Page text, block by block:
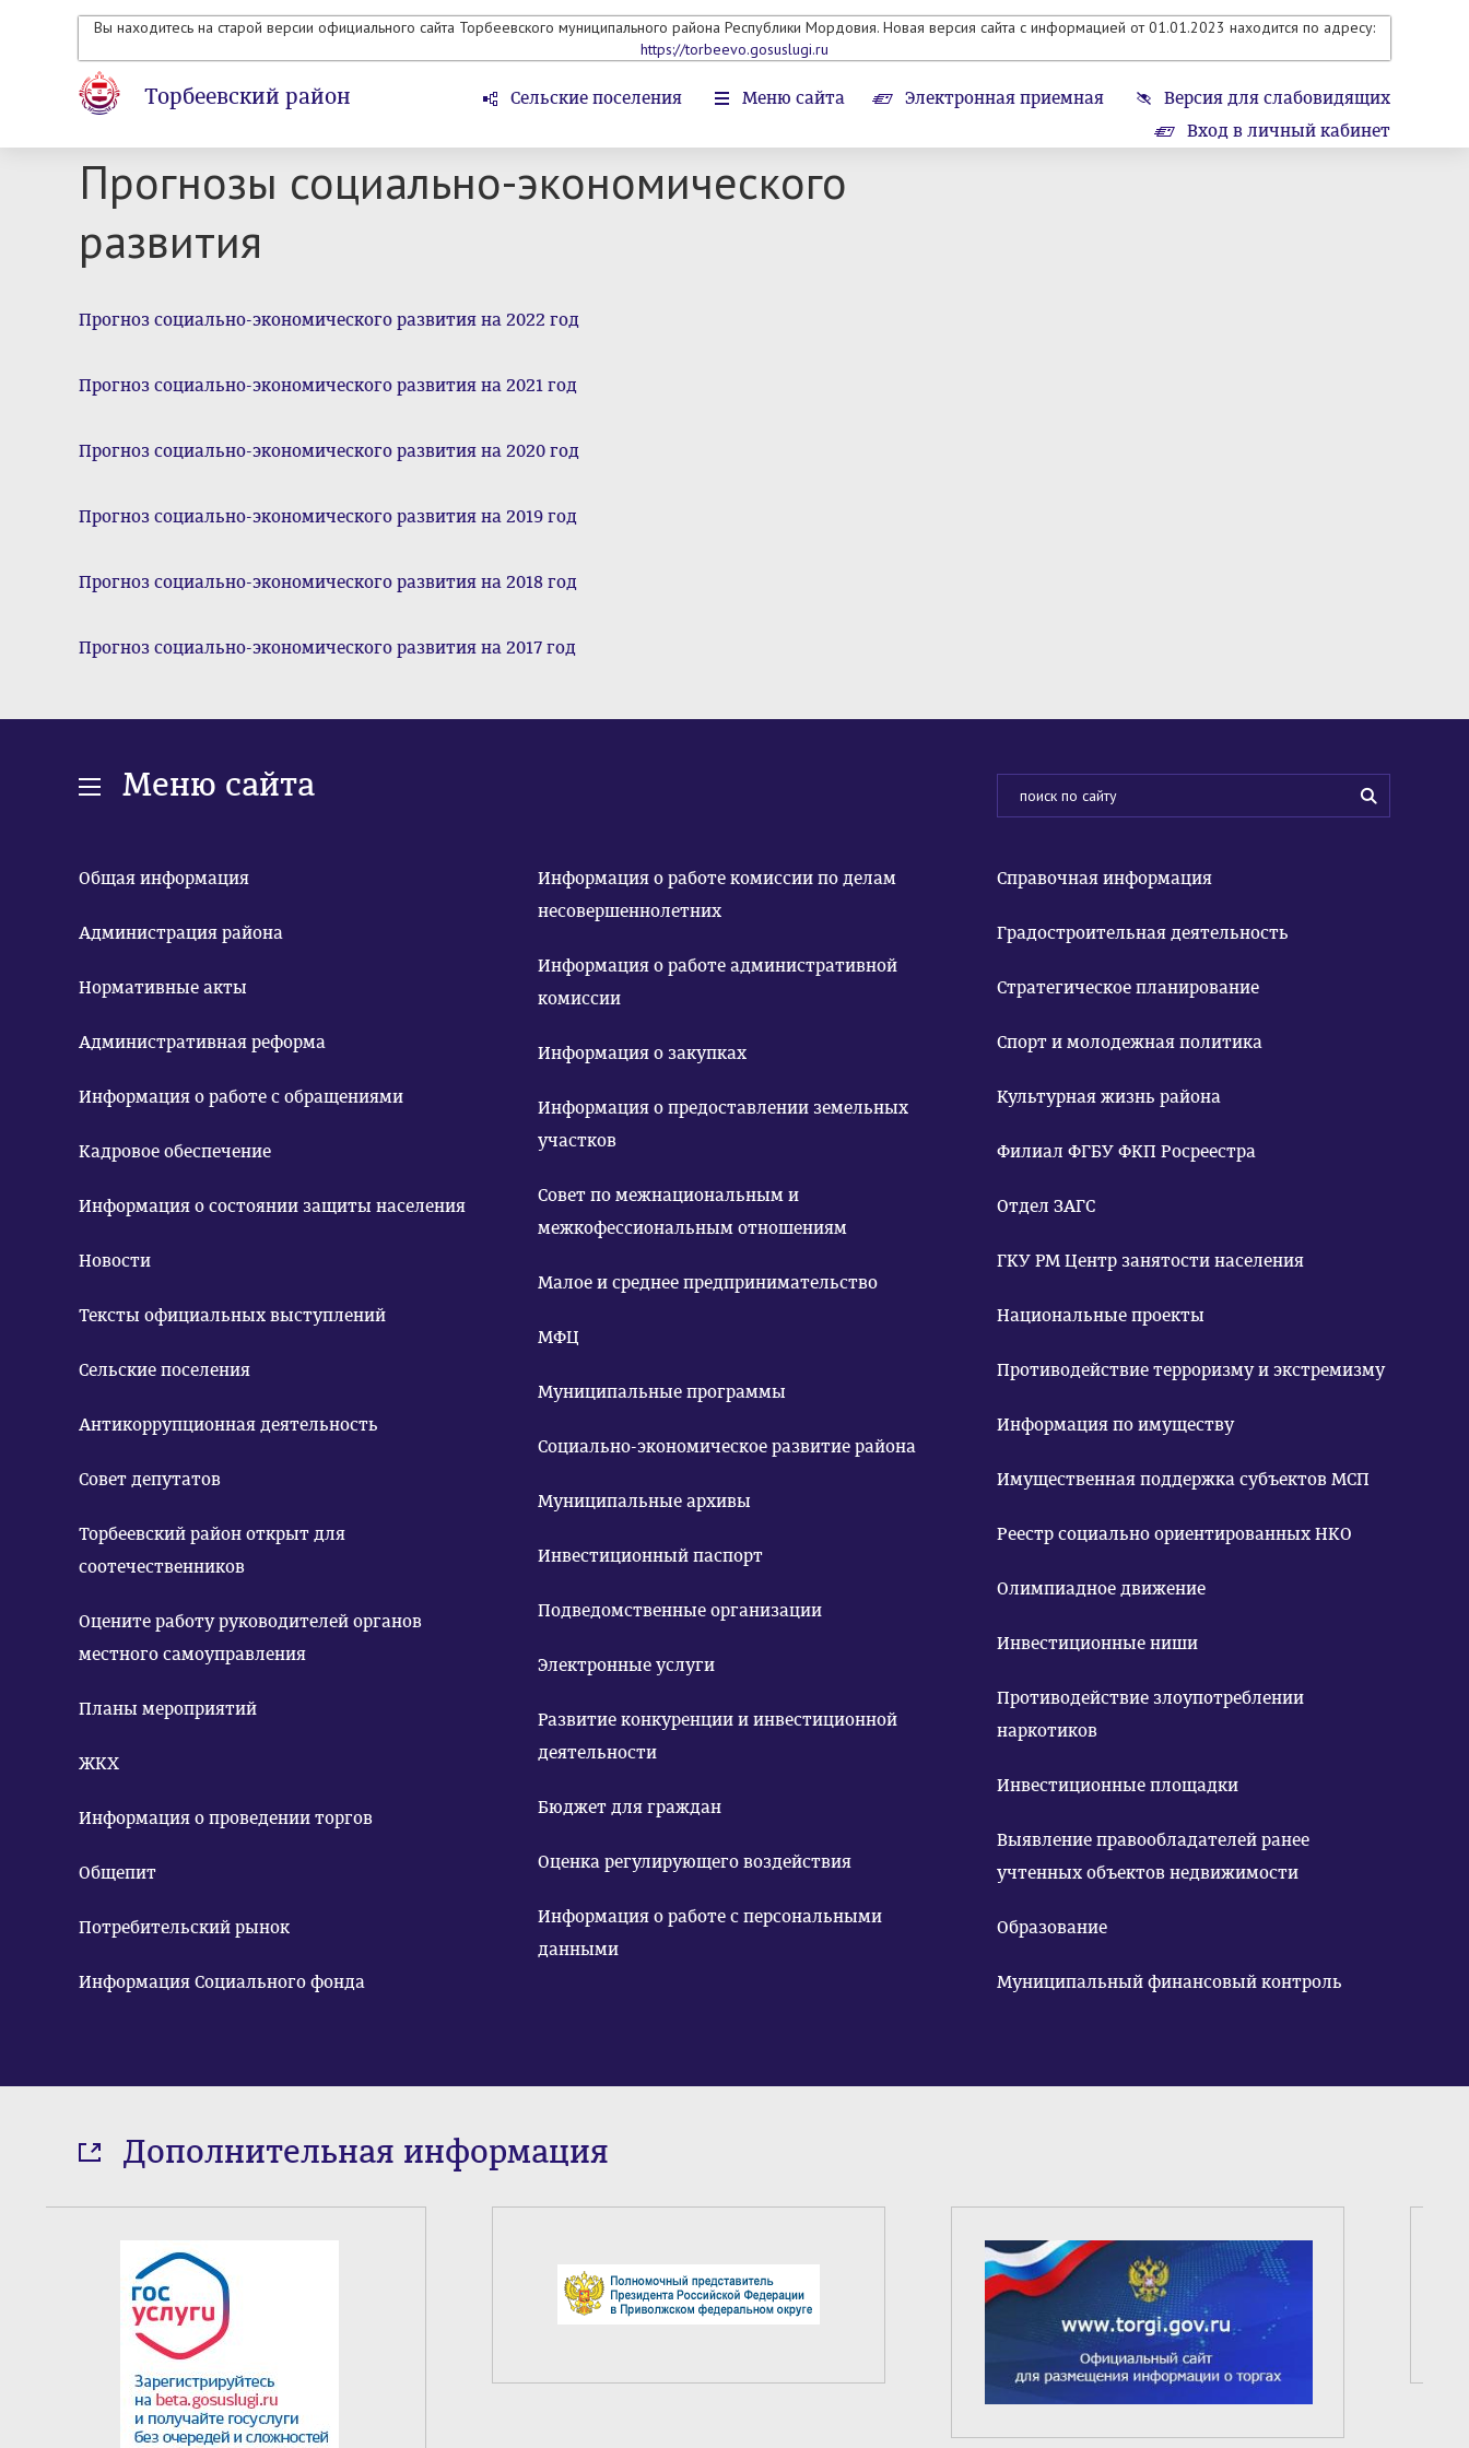
Вы находитесь на старой версии официального сайта Торбеевского муниципального района Республики Мордовия. Новая версия сайта с информацией от 01.01.2023 находится по адресу:
https://torbeevo.gosuslugi.ru
Торбеевский район Сельские поселения Меню сайта Электронная приемная
Версия для слабовидящих
Вход в личный кабинет
Прогнозы социально-экономического
развития
Прогноз социально-экономического развития на 2022 год
Прогноз социально-экономического развития на 2021 год
Прогноз социально-экономического развития на 2020 год
Прогноз социально-экономического развития на 2019 год
Прогноз социально-экономического развития на 2018 год
Прогноз социально-экономического развития на 2017 год
Меню сайта
Общая информация
Администрация района
Нормативные акты
Административная реформа
Информация о работе с обращениями
Кадровое обеспечение
Информация о состоянии защиты населения
Новости
Тексты официальных выступлений
Сельские поселения
Антикоррупционная деятельность
Совет депутатов
Торбеевский район открыт для
соотечественников
Оцените работу руководителей органов
местного самоуправления
Планы мероприятий
ЖКХ
Информация о проведении торгов
Общепит
Потребительский рынок
Информация Социального фонда
Информация о работе комиссии по делам
несовершеннолетних
Информация о работе административной
комиссии
Информация о закупках
Информация о предоставлении земельных
участков
Совет по межнациональным и
межкофессиональным отношениям
Малое и среднее предпринимательство
МФЦ
Муниципальные программы
Социально-экономическое развитие района
Муниципальные архивы
Инвестиционный паспорт
Подведомственные организации
Электронные услуги
Развитие конкуренции и инвестиционной
деятельности
Бюджет для граждан
Оценка регулирующего воздействия
Информация о работе с персональными
данными
Справочная информация
Градостроительная деятельность
Стратегическое планирование
Спорт и молодежная политика
Культурная жизнь района
Филиал ФГБУ ФКП Росреестра
Отдел ЗАГС
ГКУ РМ Центр занятости населения
Национальные проекты
Противодействие терроризму и экстремизму
Информация по имуществу
Имущественная поддержка субъектов МСП
Реестр социально ориентированных НКО
Олимпиадное движение
Инвестиционные ниши
Противодействие злоупотреблении
наркотиков
Инвестиционные площадки
Выявление правообладателей ранее
учтенных объектов недвижимости
Образование
Муниципальный финансовый контроль
Дополнительная информация